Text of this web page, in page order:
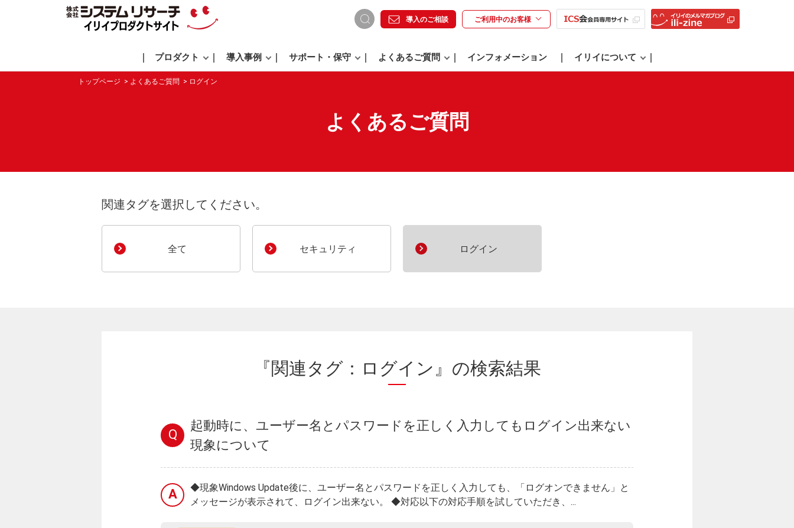
導入のご相談 ご利用中のお客様
プロダクト 導入事例 サポート・保守 よくあるご質問 インフォメーション イリイについて
トップページ よくあるご質問 ログイン
よくあるご質問
関連タグを選択してください。
全て セキュリティ ログイン
『関連タグ：ログイン』の検索結果
Q
起動時に、ユーザー名とパスワードを正しく入力してもログイン出来ない
現象について
A
◆現象Windows Update後に、ユーザー名とパスワードを正しく入力しても、「ログオンできません」と
メッセージが表示されて、ログイン出来ない。 ◆対応以下の対応手順を試していただき、...